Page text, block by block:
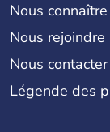
Nous connaître
Nous rejoindre
Nous contacter
Légende des